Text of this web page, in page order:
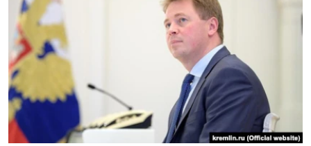
ВСЕ ЗА ДЕНЬ
СПЕЦПРОЕКТИ
ДЕПОРТАЦІЯ
ВІДЕОУРОКИ «ELIFBE»
СВІДЧЕННЯ ОКУПАЦІЇ
УКРАЇНСЬКА ПРОБЛЕМА КРИМУ
ЯК ОБІЙТИ БЛОКУВАННЯ
Русский
Qırımtatar